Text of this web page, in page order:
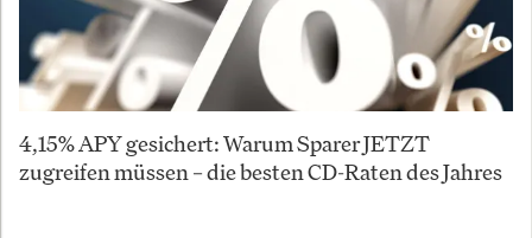
4,15% APY gesichert: Warum Sparer JETZT
zugreifen müssen – die besten CD-Raten des Jahres